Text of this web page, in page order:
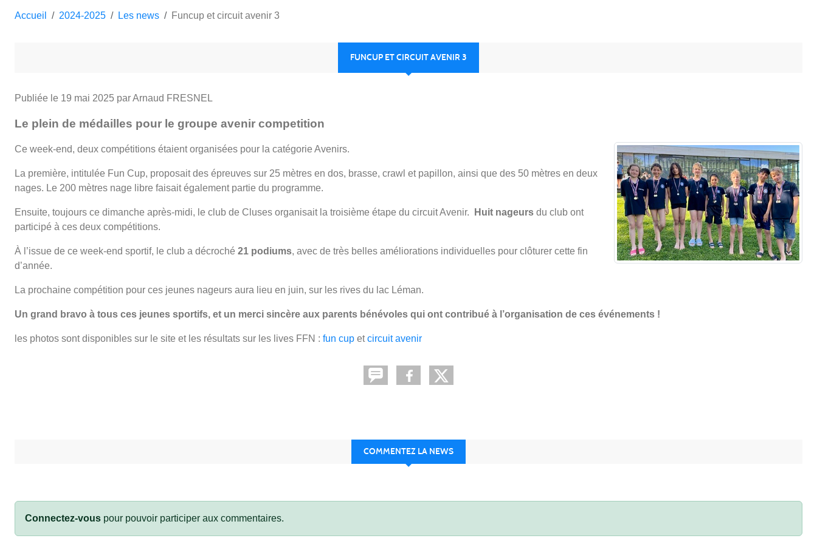
Accueil 2024-2025 Les news Funcup et circuit avenir 3
FUNCUP ET CIRCUIT AVENIR 3
Publiée le 19 mai 2025 par Arnaud FRESNEL
Le plein de médailles pour le groupe avenir competition
Ce week-end, deux compétitions étaient organisées pour la catégorie Avenirs.
La première, intitulée Fun Cup, proposait des épreuves sur 25 mètres en dos, brasse, crawl et papillon, ainsi que des 50 mètres en deux
nages. Le 200 mètres nage libre faisait également partie du programme.
Ensuite, toujours ce dimanche après-midi, le club de Cluses organisait la troisième étape du circuit Avenir. Huit nageurs du club ont
participé à ces deux compétitions.
À l’issue de ce week-end sportif, le club a décroché 21 podiums, avec de très belles améliorations individuelles pour clôturer cette fin
d’année.
La prochaine compétition pour ces jeunes nageurs aura lieu en juin, sur les rives du lac Léman.
Un grand bravo à tous ces jeunes sportifs, et un merci sincère aux parents bénévoles qui ont contribué à l’organisation de ces événements !
les photos sont disponibles sur le site et les résultats sur les lives FFN : fun cup etcircuit avenir
COMMENTEZ LA NEWS
Connectez-vous pour pouvoir participer aux commentaires.